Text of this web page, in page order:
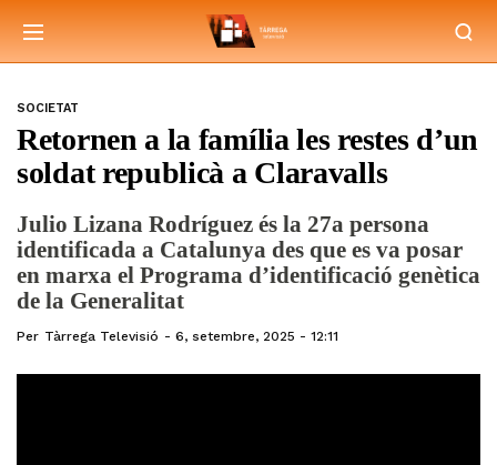
SOCIETAT
Retornen a la família les restes d’un
soldat republicà a Claravalls
Julio Lizana Rodríguez és la 27a persona
identificada a Catalunya des que es va posar
en marxa el Programa d’identificació genètica
de la Generalitat
Per Tàrrega Televisió 6, setembre, 2025 - 12:11